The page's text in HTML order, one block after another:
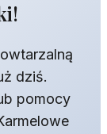
dziś.
pomocy